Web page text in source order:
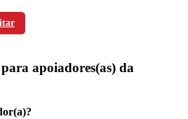
apoiadores(as) da